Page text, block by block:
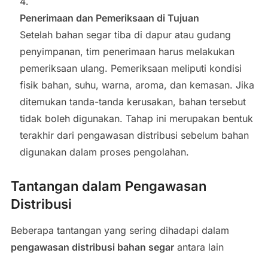
Penerimaan dan Pemeriksaan di Tujuan
Setelah bahan segar tiba di dapur atau gudang
penyimpanan, tim penerimaan harus melakukan
pemeriksaan ulang. Pemeriksaan meliputi kondisi
fisik bahan, suhu, warna, aroma, dan kemasan. Jika
ditemukan tanda-tanda kerusakan, bahan tersebut
tidak boleh digunakan. Tahap ini merupakan bentuk
terakhir dari pengawasan distribusi sebelum bahan
digunakan dalam proses pengolahan.
Tantangan dalam Pengawasan
Distribusi
Beberapa tantangan yang sering dihadapi dalam
pengawasan distribusi bahan segarantara lain